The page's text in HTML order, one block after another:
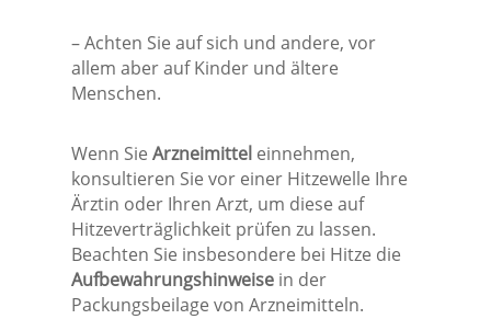
– Achten Sie auf sich und andere, vor
allem aber auf Kinder und ältere
Menschen.
Wenn Sie Arzneimitteleinnehmen,
konsultieren Sie vor einer Hitzewelle Ihre
Ärztin oder Ihren Arzt, um diese auf
Hitzeverträglichkeit prüfen zu lassen.
Beachten Sie insbesondere bei Hitze die
Aufbewahrungshinweisein der
Packungsbeilage von Arzneimitteln.